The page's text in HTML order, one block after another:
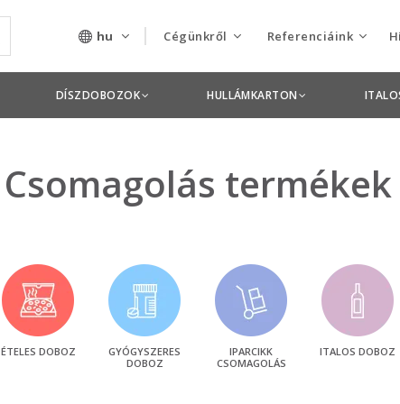
hu Cégünkről
Rólunk
állások
Termékdíj
nyilatkozatok
Pályázatok
Referenciáink
Csomagolás termékek
DÍSZDOBOZOK HULLÁMKARTON
Csomagolás termékek
ÉTELES DOBOZ
GYÓGYSZERES
DOBOZ
IPARCIKK
CSOMAGOLÁS
ITALOS DOBOZ